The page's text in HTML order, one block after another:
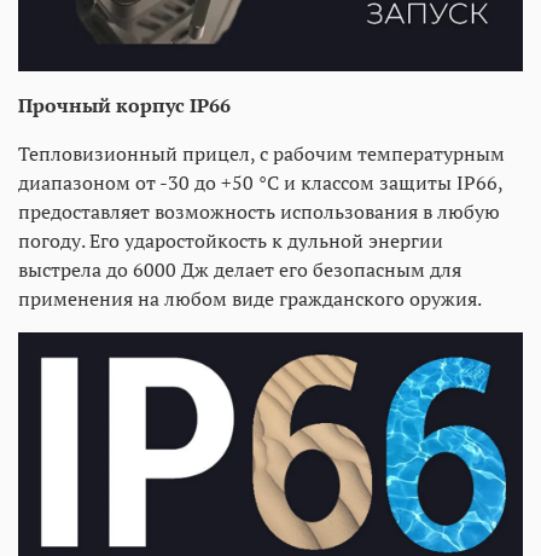
Прочный корпус IP66
Тепловизионный прицел, с рабочим температурным
диапазоном от -30 до +50 °С и классом защиты IP66,
предоставляет возможность использования в любую
погоду. Его ударостойкость к дульной энергии
выстрела до 6000 Дж делает его безопасным для
применения на любом виде гражданского оружия.